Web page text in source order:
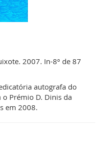
2007. In-8º de 87
autografa do
Prémio D. Dinis da
em 2008.